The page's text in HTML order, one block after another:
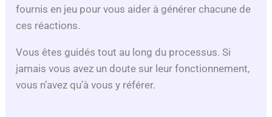
fournis en jeu pour vous aider à générer chacune de
ces réactions.
Vous êtes guidés tout au long du processus. Si
jamais vous avez un doute sur leur fonctionnement,
vous n’avez qu’à vous y référer.